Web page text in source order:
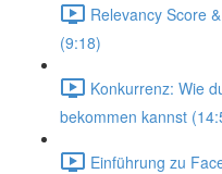
Relevancy Score
(9:18)
Konkurrenz: Wie
bekommen kannst
Einführung zu